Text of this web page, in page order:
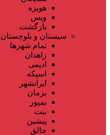
هویزه
ویس
بازگشت
سیستان و بلوچستان
تمام شهر‌ها
زاهدان
ادیمی
اسپکه
ایرانشهر
بزمان
بمپور
بنت
پیشین
جالق